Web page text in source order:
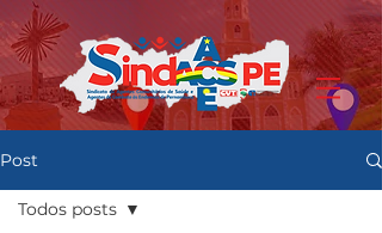
Post
Todos posts